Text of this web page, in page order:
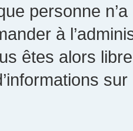
personne
à
êtes alors